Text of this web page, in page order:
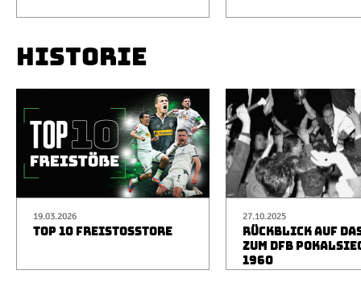
HISTORIE
19.03.2026
TOP 10 FREISTOSSTORE
27.10.2025
RÜCKBLICK AUF
ZUM DFB
1960